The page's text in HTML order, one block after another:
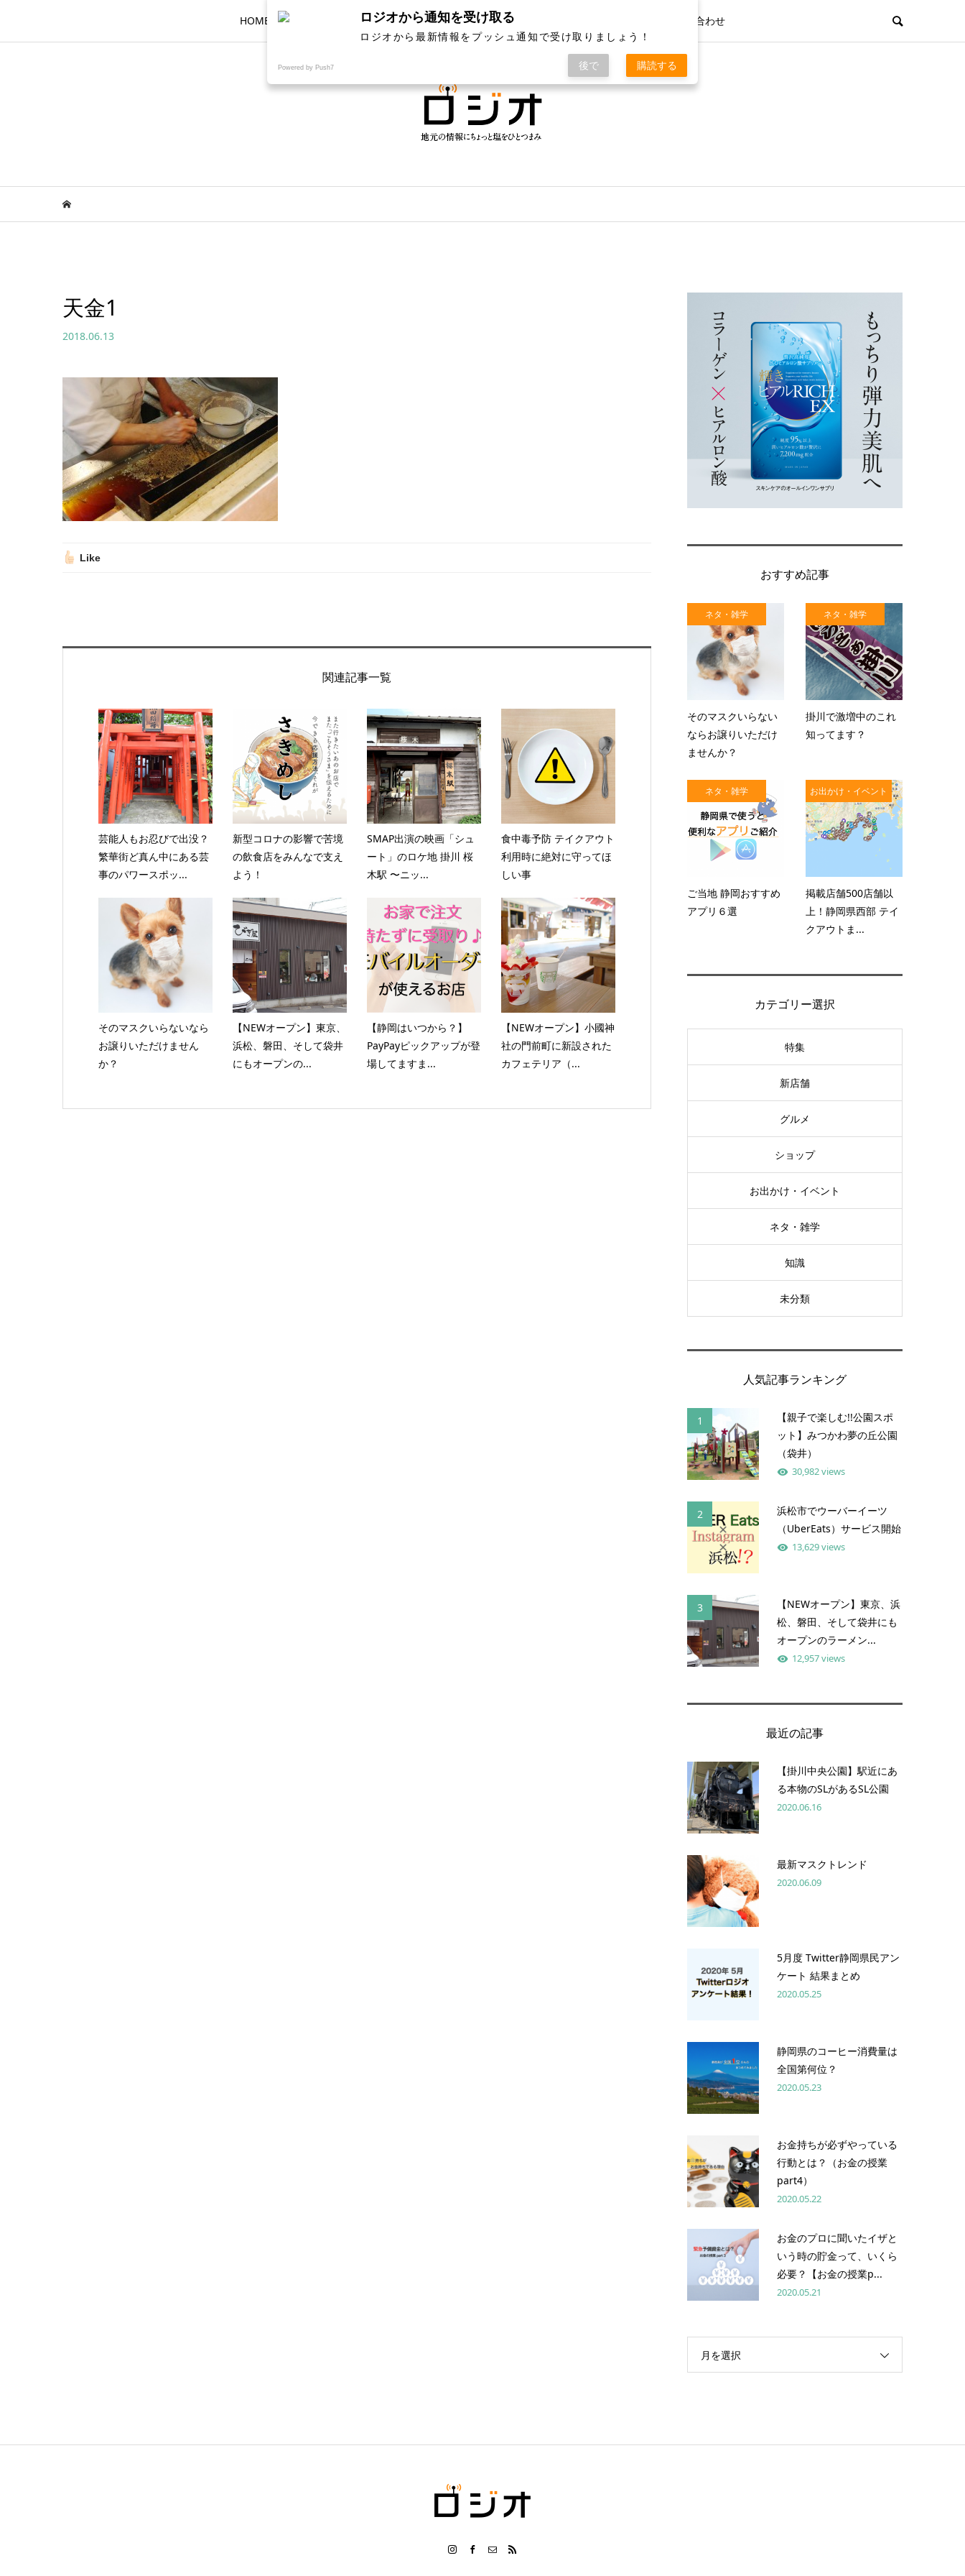
HOME ロジオって何？ 特集 記事ランキング お問い合わせ
天金1
2018.06.13
Like
関連記事一覧
芸能人もお忍びで出没？
繁華街ど真ん中にある芸
事のパワースポッ...
新型コロナの影響で苦境
の飲食店をみんなで支え
よう！
SMAP出演の映画「シュ
ート」のロケ地 掛川 桜
木駅 〜ニッ...
食中毒予防 テイクアウト
利用時に絶対に守ってほ
しい事
そのマスクいらないなら
お譲りいただけません
か？
【NEWオープン】東京、
浜松、磐田、そして袋井
にもオープンの...
【静岡はいつから？】
PayPayピックアップが登
場してますま...
【NEWオープン】小國神
社の門前町に新設された
カフェテリア（...
おすすめ記事
ネタ・雑学
そのマスクいらない
ならお譲りいただけ
ませんか？
ネタ・雑学
掛川で激増中のこれ
知ってます？
ネタ・雑学
ご当地 静岡おすすめ
アプリ６選
お出かけ・イベント
掲載店舗500店舗以
上！静岡県西部 テイ
クアウトま...
カテゴリー選択
特集
新店舗
グルメ
ショップ
お出かけ・イベント
ネタ・雑学
知識
未分類
人気記事ランキング
1
【親子で楽しむ!!公園スポ
ット】みつかわ夢の丘公園
（袋井）
30,982 views
2
浜松市でウーバーイーツ
（UberEats）サービス開始
13,629 views
3
【NEWオープン】東京、浜
松、磐田、そして袋井にも
オープンのラーメン...
12,957 views
最近の記事
【掛川中央公園】駅近にあ
る本物のSLがあるSL公園
2020.06.16
最新マスクトレンド
2020.06.09
5月度 Twitter静岡県民アン
ケート 結果まとめ
2020.05.25
静岡県のコーヒー消費量は
全国第何位？
2020.05.23
お金持ちが必ずやっている
行動とは？（お金の授業
part4）
2020.05.22
お金のプロに聞いたイザと
いう時の貯金って、いくら
必要？【お金の授業p...
2020.05.21
月を選択
ロジオから通知を受け取る
ロジオから最新情報をプッシュ通知で受け取りましょう！
Powered by Push7 後で 購読する